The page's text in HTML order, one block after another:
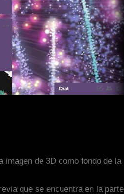
imagen de 3D como fondo de la
que se encuentra en la parte